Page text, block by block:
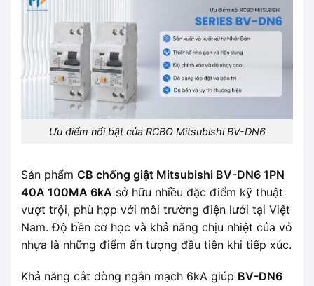
Ưu điểm nổi bật của RCBO Mitsubishi BV-DN6
Sản phẩm CB chống giật Mitsubishi BV-DN6 1PN
40A 100MA 6kA sở hữu nhiều đặc điểm kỹ thuật
vượt trội, phù hợp với môi trường điện lưới tại Việt
Nam. Độ bền cơ học và khả năng chịu nhiệt của vỏ
nhựa là những điểm ấn tượng đầu tiên khi tiếp xúc.
Khả năng cắt dòng ngắn mạch 6kA giúp BV-DN6